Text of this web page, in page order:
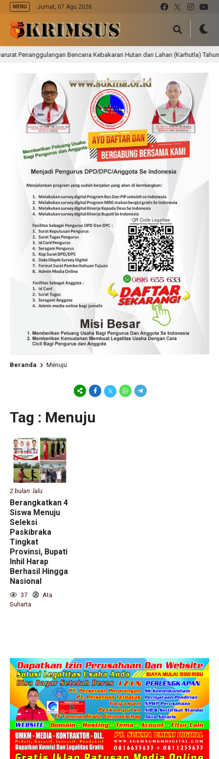
MENU Jumat, 07 Agu 2026
Bencana Kebakaran Hutan dan Lahan (Karhutla) Tahun 2026
Beranda Menuju
Tag : Menuju
2 bulan lalu
Berangkatkan 4
Siswa Menuju
Seleksi
Paskibraka
Tingkat
Provinsi, Bupati
Inhil Harap
Berhasil Hingga
Nasional
37
Ata
Suharta